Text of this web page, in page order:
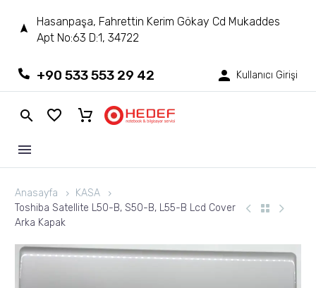
Hasanpaşa, Fahrettin Kerim Gökay Cd Mukaddes
Apt No:63 D:1, 34722
+90 533 553 29 42 Kullanıcı Girişi
Anasayfa
KASA
Toshiba Satellite L50-B, S50-B, L55-B Lcd Cover
Arka Kapak